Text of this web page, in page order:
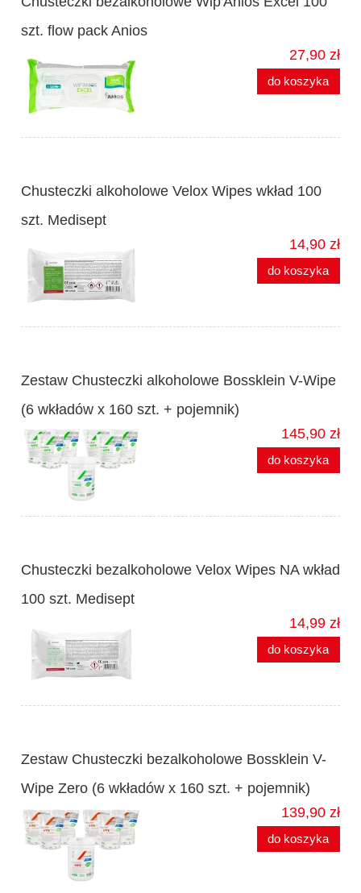
szt. flow pack Anios
27,90 zł
do koszyka
Chusteczki alkoholowe Velox Wipes wkład 100
szt. Medisept
14,90 zł
do koszyka
Zestaw Chusteczki alkoholowe Bossklein V-Wipe
(6 wkładów x 160 szt. + pojemnik)
145,90 zł
do koszyka
Chusteczki bezalkoholowe Velox Wipes NA wkład
100 szt. Medisept
14,99 zł
do koszyka
Zestaw Chusteczki bezalkoholowe Bossklein V-
Wipe Zero (6 wkładów x 160 szt. + pojemnik)
139,90 zł
do koszyka